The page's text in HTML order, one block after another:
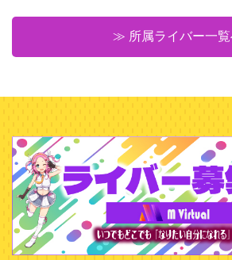
≫ 所属ライバー一